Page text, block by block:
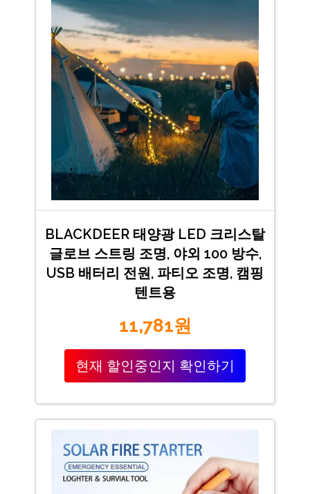
BLACKDEER 태양광 LED 크리스탈
글로브 스트링 조명, 야외 100 방수,
USB 배터리 전원, 파티오 조명, 캠핑
텐트용
11,781원
현재 할인중인지 확인하기